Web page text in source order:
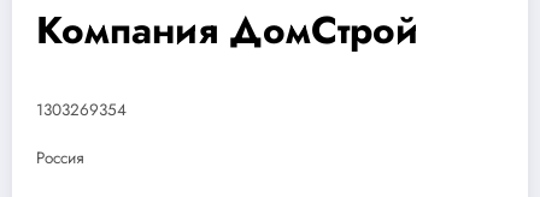
Компания ДомСтрой
1303269354
Россия